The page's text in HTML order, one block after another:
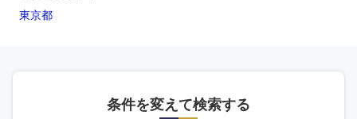
東京都
条件を変えて検索する